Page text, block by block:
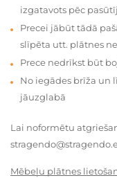
izgatavots pēc
Precei jābūt tādā
slīpēta utt. plātnes
Prece nedrīkst būt
No iegādes brīža un
jāuzglabā
Lai noformētu
Mēbeļu plātnes